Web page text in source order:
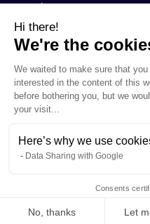
seguridad
Estado de los servicios
RECURSOS
Plan general de
Práctica de carbono
Nuestro blog
Comprenda todo sobre
Entendiendo todo en
Hi there!
We're the
We waited to make sure that you
interested in the content of this
before bothering you, but we
your visit...
Here’s why we use
Data Sharing with Google
Consents
No, thanks Let